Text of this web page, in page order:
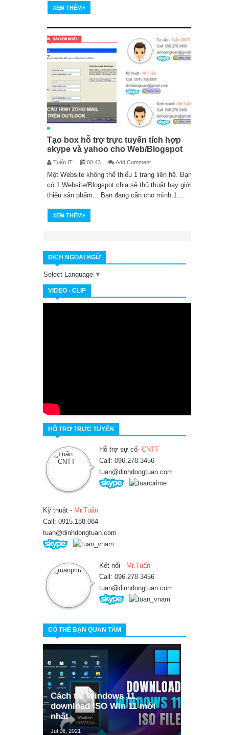
đua lái máy bay tốc độ cao
Poe: Dùng thử Chatbot AI của Quora
Ransomware BlackCat là gì? Cách
ngăn chặn ra sao?
Thiết bị thông minh biến xe đạp
thành xe đạp điện trong 30 giây
Tìm hiểu về 2 chế độ Memory Saver
và Energy Saver mới của Chrome
"Xe chạy bằng năng lượng hydro"
đang có mặt trên thị trường, không
thay thế xe điện hai bánh? Bạn nghĩ
sao?
Lưu trữ ngũ cốc trong lòng đất, đất
XEM THÊM
Tạo box hỗ trợ trực tuyến tích hợp
skype và yahoo cho Web/Blogspot
Tuấn IT 00:43 Add Comment
Một Website không thể thiếu 1 trang liên hệ. Bạn
có 1 Website/Blogspot chia sẻ thủ thuật hay giới
thiệu sản phẩm... Bạn đang cần cho mình 1 ...
XEM THÊM
DỊCH NGOẠI NGỮ
Select Language ▼
VIDEO - CLIP
HỖ TRỢ TRỰC TUYẾN
Hỗ trợ sự cố- CNTT
Call: 096.278.3456
tuan@dinhdongtuan.com
Kỹ thuật - Mr.Tuấn
Call: 0915.188.084
tuan@dinhdongtuan.com
Kết nối - Mr.Tuấn
Call: 096.278.3456
tuan@dinhdongtuan.com
CÓ THỂ BẠN QUAN TÂM
Cách tải Windows 11,
download ISO Win 11 mới
nhất
Jul 16, 2021